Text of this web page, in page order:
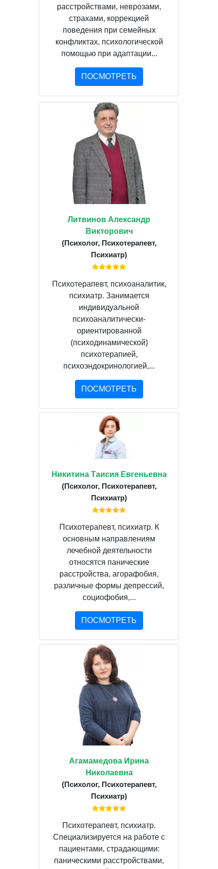
расстройствами, неврозами,
страхами, коррекцией
поведения при семейных
конфликтах, психологической
помощью при адаптации...
ПОСМОТРЕТЬ
Литвинов Александр
Викторович
(Психолог, Психотерапевт,
Психиатр)
Психотерапевт, психоаналитик,
психиатр. Занимается
индивидуальной
психоаналитически-
ориентированной
(психодинамической)
психотерапией,
психоэндокринологией,...
ПОСМОТРЕТЬ
Никитина Таисия Евгеньевна
(Психолог, Психотерапевт,
Психиатр)
Психотерапевт, психиатр. К
основным направлениям
лечебной деятельности
относятся панические
расстройства, агорафобия,
различные формы депрессий,
социофобия,...
ПОСМОТРЕТЬ
Агамамедова Ирина
Николаевна
(Психолог, Психотерапевт,
Психиатр)
Психотерапевт, психиатр.
Специализируется на работе с
пациентами, страдающими:
паническими расстройствами,